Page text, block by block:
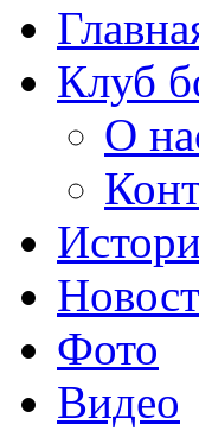
Клуб
О
Фото
Видео